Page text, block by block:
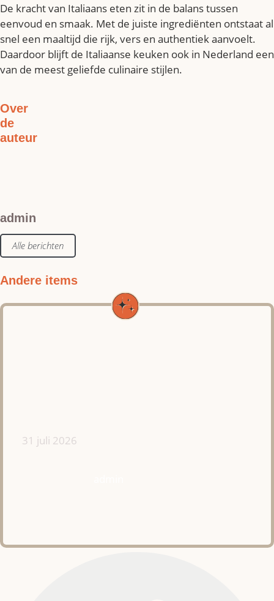
De kracht van Italiaans eten zit in de balans tussen
eenvoud en smaak. Met de juiste ingrediënten ontstaat al
snel een maaltijd die rijk, vers en authentiek aanvoelt.
Daardoor blijft de Italiaanse keuken ook in Nederland een
van de meest geliefde culinaire stijlen.
Over
de
auteur
admin
Alle berichten
Andere items
31 juli 2026